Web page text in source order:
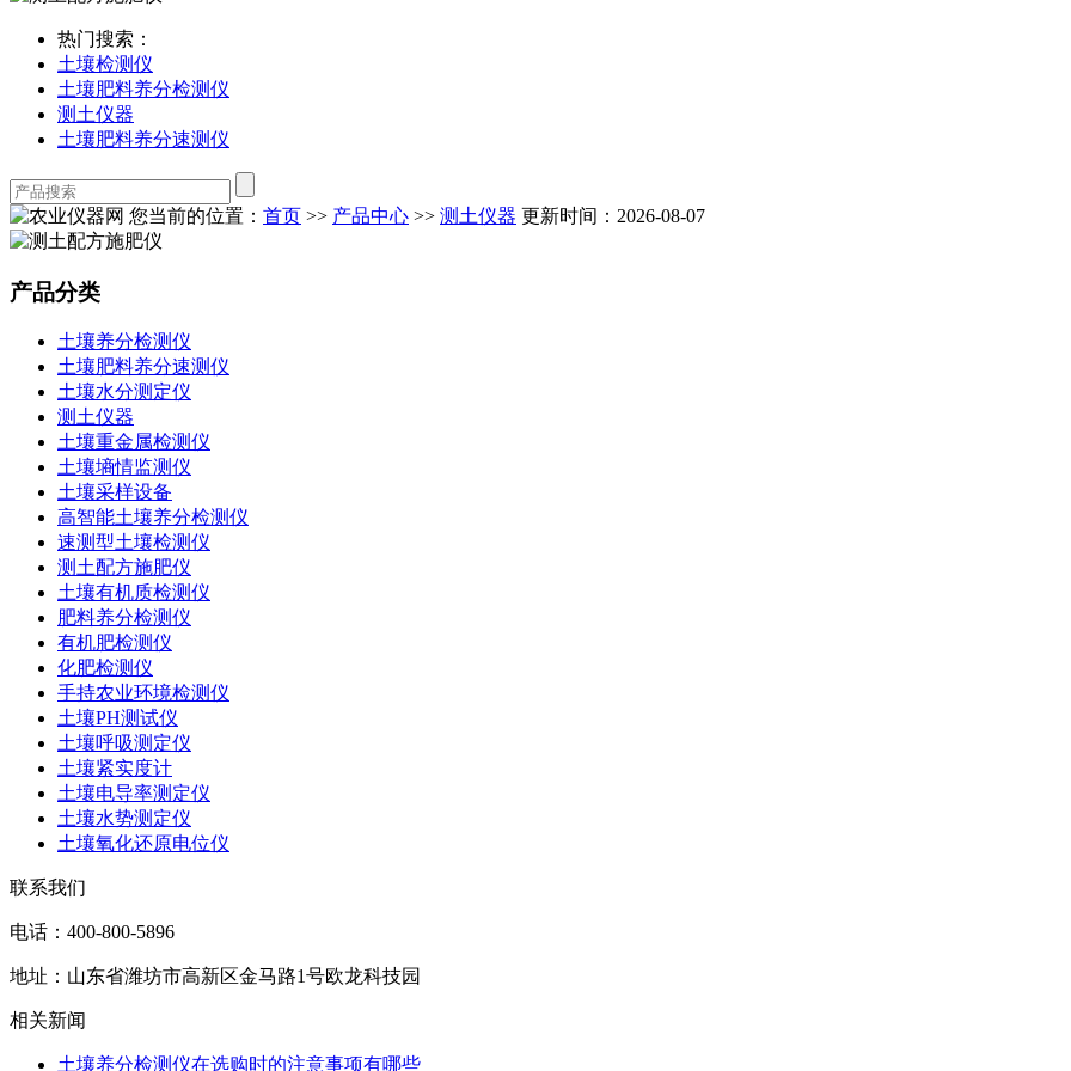
热门搜索：
土壤检测仪
土壤肥料养分检测仪
测土仪器
土壤肥料养分速测仪
您当前的位置： 首页 >> 产品中心 >> 测土仪器 更新时间：2026-08-07
产品分类
土壤养分检测仪
土壤肥料养分速测仪
土壤水分测定仪
测土仪器
土壤重金属检测仪
土壤墒情监测仪
土壤采样设备
高智能土壤养分检测仪
速测型土壤检测仪
测土配方施肥仪
土壤有机质检测仪
肥料养分检测仪
有机肥检测仪
化肥检测仪
手持农业环境检测仪
土壤PH测试仪
土壤呼吸测定仪
土壤紧实度计
土壤电导率测定仪
土壤水势测定仪
土壤氧化还原电位仪
联系我们
电话：400-800-5896
地址：山东省潍坊市高新区金马路1号欧龙科技园
相关新闻
土壤养分检测仪在选购时的注意事项有哪些